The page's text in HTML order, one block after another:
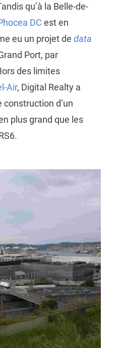
qu’à la Belle-de-
DC est en
eu un projet de data
Port, par
des limites
Air, Digital Realty a
d’un
plus grand que les